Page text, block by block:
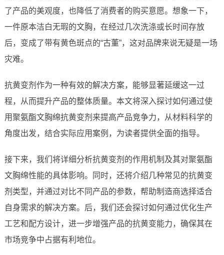
了产品的美观度，也降低了消费者的购买意愿。想象一下，
一件原本洁白无瑕的文胸，在经过几次洗涤或长时间存放
后，变成了带有黄色斑点的“古董”，这对品牌来说无疑是一场
灾难。
抗黄变剂作为一种有效的解决方案，能够显著延缓这一过
程，从而提升产品的整体质量。本文将深入探讨如何通过使
用聚氨酯文胸绵抗黄变剂来提高产品竞争力，从材料科学的
角度出发，结合实际应用案例，为读者提供全面的指导。
接下来，我们将详细分析抗黄变剂的作用机制及其对聚氨酯
文胸绵性能的具体影响。同时，还将介绍几种常见的抗黄变
剂类型，并通过对比不同产品的参数，帮助制造商选择适合
自身需求的解决方案。后，我们还会探讨如何通过优化生产
工艺和配方设计，进一步增强产品的抗黄变能力，确保其在
市场竞争中占据有利地位。